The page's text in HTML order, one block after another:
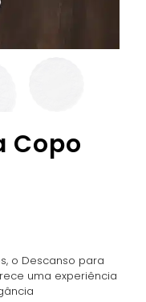
Copo
o Descanso para
uma experiência